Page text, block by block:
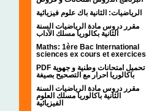
الرياضيات: الثانية باك علوم فيزيائية
مقرر دروس مادة الرياضيات السنة
الثانية بكالوريا مسلك الآداب
Maths: 1ère Bac International
sciences ex cours et exercices
PDF تحميل امتحانات وطنية و جهوية
باكالوريا احرار مع التصحيح بصيغة
مقرر دروس مادة الرياضيات السنة
الثانية باكالوريا مسلك العلوم
الفيزيائية